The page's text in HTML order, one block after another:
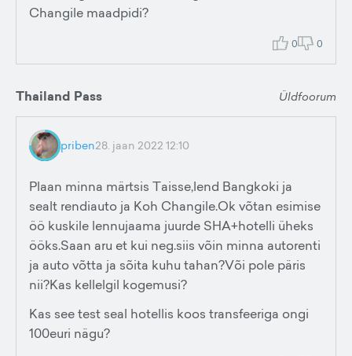
Changile maadpidi?
0 0
Thailand Pass Üldfoorum
priben28. jaan 2022 12:10
Plaan minna märtsis Taisse,lend Bangkoki ja
sealt rendiauto ja Koh Changile.Ok võtan esimise
öö kuskile lennujaama juurde SHA+hotelli üheks
ööks.Saan aru et kui neg.siis võin minna autorenti
ja auto võtta ja sõita kuhu tahan?Või pole päris
nii?Kas kellelgil kogemusi?
Kas see test seal hotellis koos transfeeriga ongi
100euri nägu?